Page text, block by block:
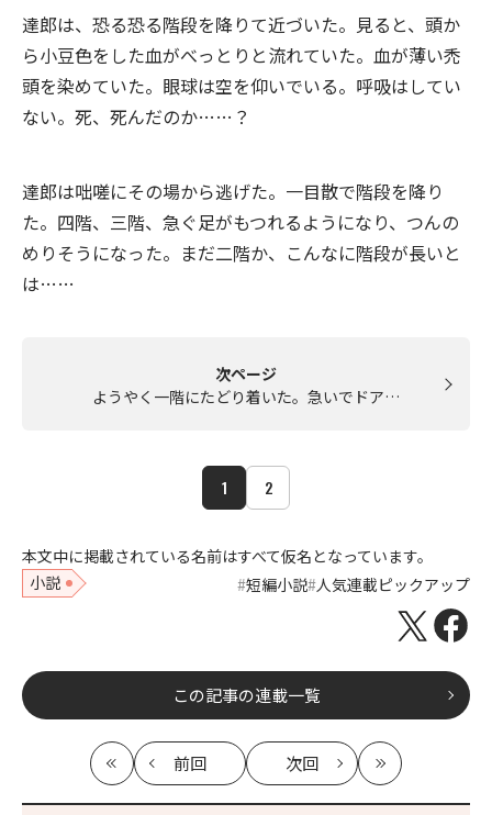
達郎は、恐る恐る階段を降りて近づいた。見ると、頭か
ら小豆色をした血がべっとりと流れていた。血が薄い禿
頭を染めていた。眼球は空を仰いでいる。呼吸はしてい
ない。死、死んだのか……？
達郎は咄嗟にその場から逃げた。一目散で階段を降り
た。四階、三階、急ぐ足がもつれるようになり、つんの
めりそうになった。まだ二階か、こんなに階段が長いと
は……
次ページ
ようやく一階にたどり着いた。急いでドア…
1 2
本文中に掲載されている名前はすべて仮名となっています。
小説
短編小説 人気連載ピックアップ
この記事の連載一覧
最
初
前回
記
次回
記
最
新